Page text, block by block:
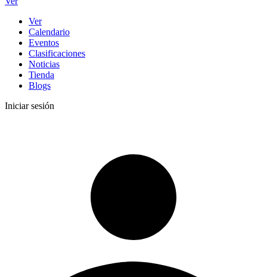
Ver
Calendario
Eventos
Clasificaciones
Noticias
Tienda
Blogs
Iniciar sesión